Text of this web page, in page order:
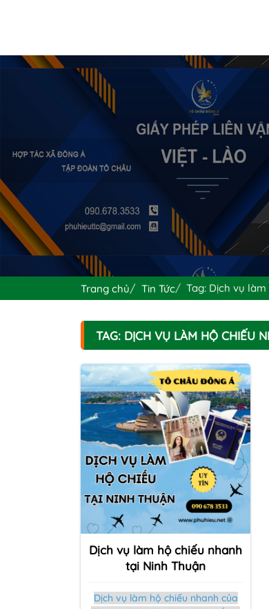
Trang chủ Tin Tức Tag: Dịch vụ
TAG: DỊCH VỤ LÀM HỘ CHIẾU
Dịch vụ làm hộ chiếu nhanh
tại Ninh Thuận
Dịch vụ làm hộ chiếu nhanh của